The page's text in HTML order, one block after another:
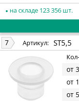
на складе 123 356 шт.
7 Артикул: ST5,5
от
от
от